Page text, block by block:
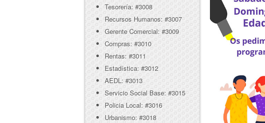
Tesorería: #3008
Recursos Humanos: #3007
Gerente Comercial: #3009
Compras: #3010
Rentas: #3011
Estadística: #3012
AEDL: #3013
Servicio Social Base: #3015
Policia Local: #3016
Urbanismo: #3018